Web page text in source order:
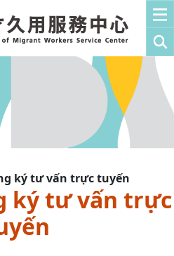
ký tư vấn trực tuyến
ký tư vấn trực